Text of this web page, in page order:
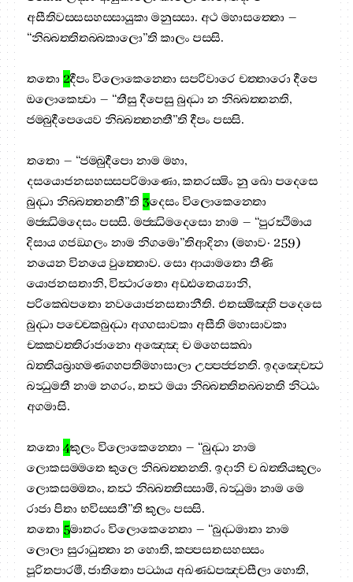
අසීතිවස‍්සසහස‍්සායුකා මනුස‍්සා. අථ මහාසත‍්තො –
“නිබ‍්බත‍්තිතබ‍්බකාලො”ති කාලං පස‍්සි.
තතො 2දීපං විලොකෙන‍්තො සපරිවාරෙ චත‍්තාරො දීපෙ
ඔලොකෙත්‍වා – “තීසු දීපෙසු බුද‍්ධා න නිබ‍්බත‍්තන‍්ති,
ජම‍්බුදීපෙයෙව නිබ‍්බත‍්තන‍්තී”ති දීපං පස‍්සි.
තතො – “ජම‍්බුදීපො නාම මහා,
දසයොජනසහස‍්සපරිමාණො, කතරස‍්මිං නු ඛො පදෙසෙ
බුද‍්ධා නිබ‍්බත‍්තන‍්තී”ති3දෙසං විලොකෙන‍්තො
මජ‍්ඣිමදෙසං පස‍්සි. මජ‍්ඣිමදෙසො නාම – “පුරත්‍ථිමාය
දිසාය ගජඞ‍්ගලං නාම නිගමො”තිආදිනා (මහාව· 259)
නයෙන විනයෙ වුත‍්තොව. සො ආයාමතො තීණි
යොජනසතානි, විත්‍ථාරතො අඩ‍්ඪතෙය්‍යානි,
පරික‍්ඛෙපතො නවයොජනසතානීති. එතස‍්මිඤ‍්හි පදෙසෙ
බුද‍්ධා පච‍්චෙකබුද‍්ධා අග‍්ගසාවකා අසීති මහාසාවකා
චක‍්කවත‍්තිරාජානො අඤ‍්ඤෙ ච මහෙසක‍්ඛා
ඛත‍්තියබ්‍රාහ‍්මණගහපතිමහාසාලා උප‍්පජ‍්ජන‍්ති. ඉදඤ‍්චෙත්‍ථ
බන්‍ධුමතී නාම නගරං, තත්‍ථ මයා නිබ‍්බත‍්තිතබ‍්බන‍්ති නිට‍්ඨං
අගමාසි.
තතො4කුලං විලොකෙන‍්තො – “බුද‍්ධා නාම
ලොකසම‍්මතෙ කුලෙ නිබ‍්බත‍්තන‍්ති. ඉදානි ච ඛත‍්තියකුලං
ලොකසම‍්මතං, තත්‍ථ නිබ‍්බත‍්තිස‍්සාමි, බන්‍ධුමා නාම මෙ
රාජා පිතා භවිස‍්සතී”ති කුලං පස‍්සි.
තතො 5මාතරං විලොකෙන‍්තො – “බුද‍්ධමාතා නාම
ලොලා සුරාධුත‍්තා න හොති, කප‍්පසතසහස‍්සං
පූරිතපාරමී, ජාතිතො පට‍්ඨාය අඛණ‍්ඩපඤ‍්චසීලා හොති,